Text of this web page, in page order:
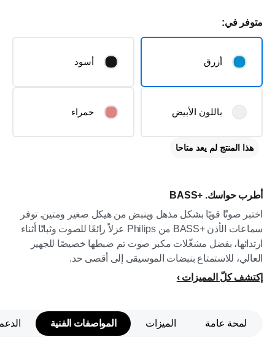
أطرب حواسك. BASS+‎
اختبر صوتًا قويًا بشكل مذهل وينبض من هيكل صغير ومتين. توفر
سماعات الأذن BASS+‎ من Philips عزلاً رائعًا للصوت وثباتًا أثناء
ارتدائها، بفضل مشغّلات مكبر صوت تم ضبطها خصيصًا للجهير
العالي، للاستمتاع بنبضات الموسيقى إلى أقصى حد.
إكتشف كلّ المميزات
متوفر في:
أزرق أسود
باللون الأبيض حمراء
هذا المنتج لم يعد متاحا
لمحة عامة الميزات المواصفات الفنية